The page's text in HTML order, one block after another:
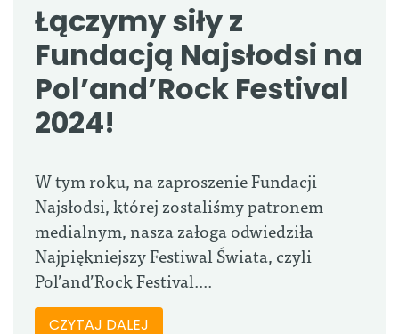
Łączymy siły z
Fundacją Najsłodsi na
Pol’and’Rock Festival
2024!
W tym roku, na zaproszenie Fundacji
Najsłodsi, której zostaliśmy patronem
medialnym, nasza załoga odwiedziła
Najpiękniejszy Festiwal Świata, czyli
Pol’and’Rock Festival....
CZYTAJ DALEJ